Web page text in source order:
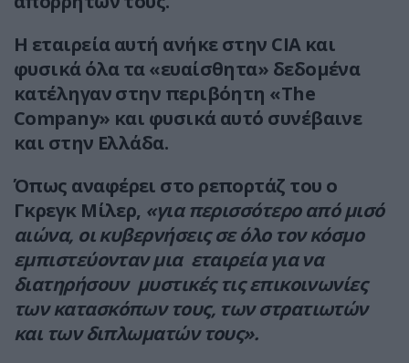
Η εταιρεία αυτή ανήκε στην CIA και
φυσικά όλα τα «ευαίσθητα» δεδομένα
κατέληγαν στην περιβόητη «The
Company» και φυσικά αυτό συνέβαινε
και στην Ελλάδα.
Όπως αναφέρει στο ρεπορτάζ του ο
Γκρεγκ Μίλερ, «για περισσότερο από μισό
αιώνα, οι κυβερνήσεις σε όλο τον κόσμο
εμπιστεύονταν μια εταιρεία για να
διατηρήσουν μυστικές τις επικοινωνίες
των κατασκόπων τους, των στρατιωτών
και των διπλωματών τους».